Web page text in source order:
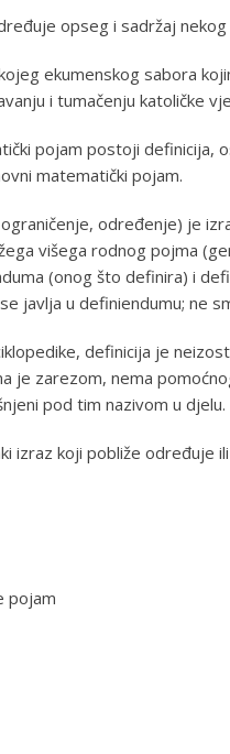
opseg i sadržaj
ekumenskog sabora
i tumačenju katoličke
pojam postoji definicija,
matematički pojam.
određenje) je
višega rodnog pojma
(onog što definira) i
javlja u definiendumu; ne
definicija je
je zarezom, nema
pod tim nazivom u djelu.
izraz koji pobliže određuje
pojam